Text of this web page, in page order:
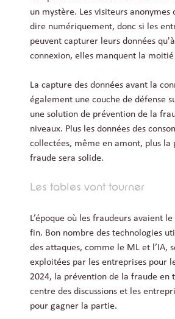
un mystère. Les visiteurs anonymes
dire numériquement, donc si les
peuvent capturer leurs données
connexion, elles manquent la
La capture des données avant la
également une couche de défense
une solution de prévention de la
niveaux. Plus les données des
collectées, même en amont, plus la
fraude sera solide.
Les tables vont tourner
L’époque où les fraudeurs avaient le
fin. Bon nombre des technologies
des attaques, comme le ML et l’IA,
exploitées par les entreprises pour
2024, la prévention de la fraude en
centre des discussions et les
pour gagner la partie.